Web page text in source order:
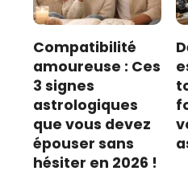
Compatibilité
amoureuse : Ces
3 signes
astrologiques
que vous devez
épouser sans
hésiter en 2026 !